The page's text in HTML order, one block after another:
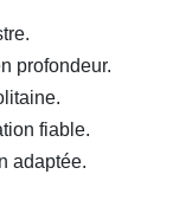
profondeur.
fiable.
adaptée.